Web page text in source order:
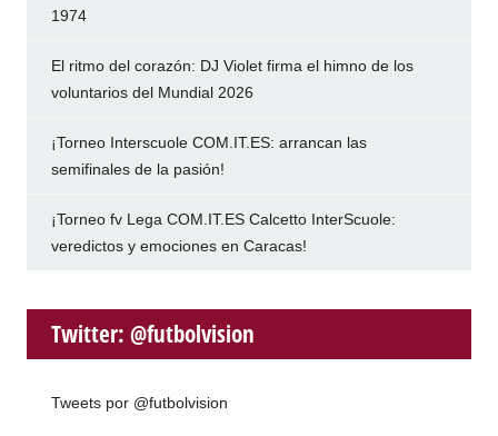
1974
El ritmo del corazón: DJ Violet firma el himno de los
voluntarios del Mundial 2026
¡Torneo Interscuole COM.IT.ES: arrancan las
semifinales de la pasión!
¡Torneo fv Lega COM.IT.ES Calcetto InterScuole:
veredictos y emociones en Caracas!
Twitter: @futbolvision
Tweets por @futbolvision